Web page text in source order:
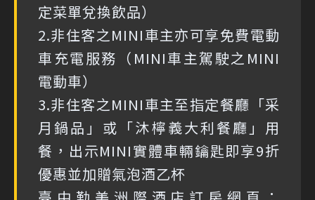
定菜單兌換飲品）
2.非住客之MINI車主亦可享免費電動
車充電服務（MINI車主駕駛之MINI
電動車）
3.非住客之MINI車主至指定餐廳「采
月鍋品」或「沐檸義大利餐廳」用
餐，出示MINI實體車輛鑰匙即享9折
優惠並加贈氣泡酒乙杯